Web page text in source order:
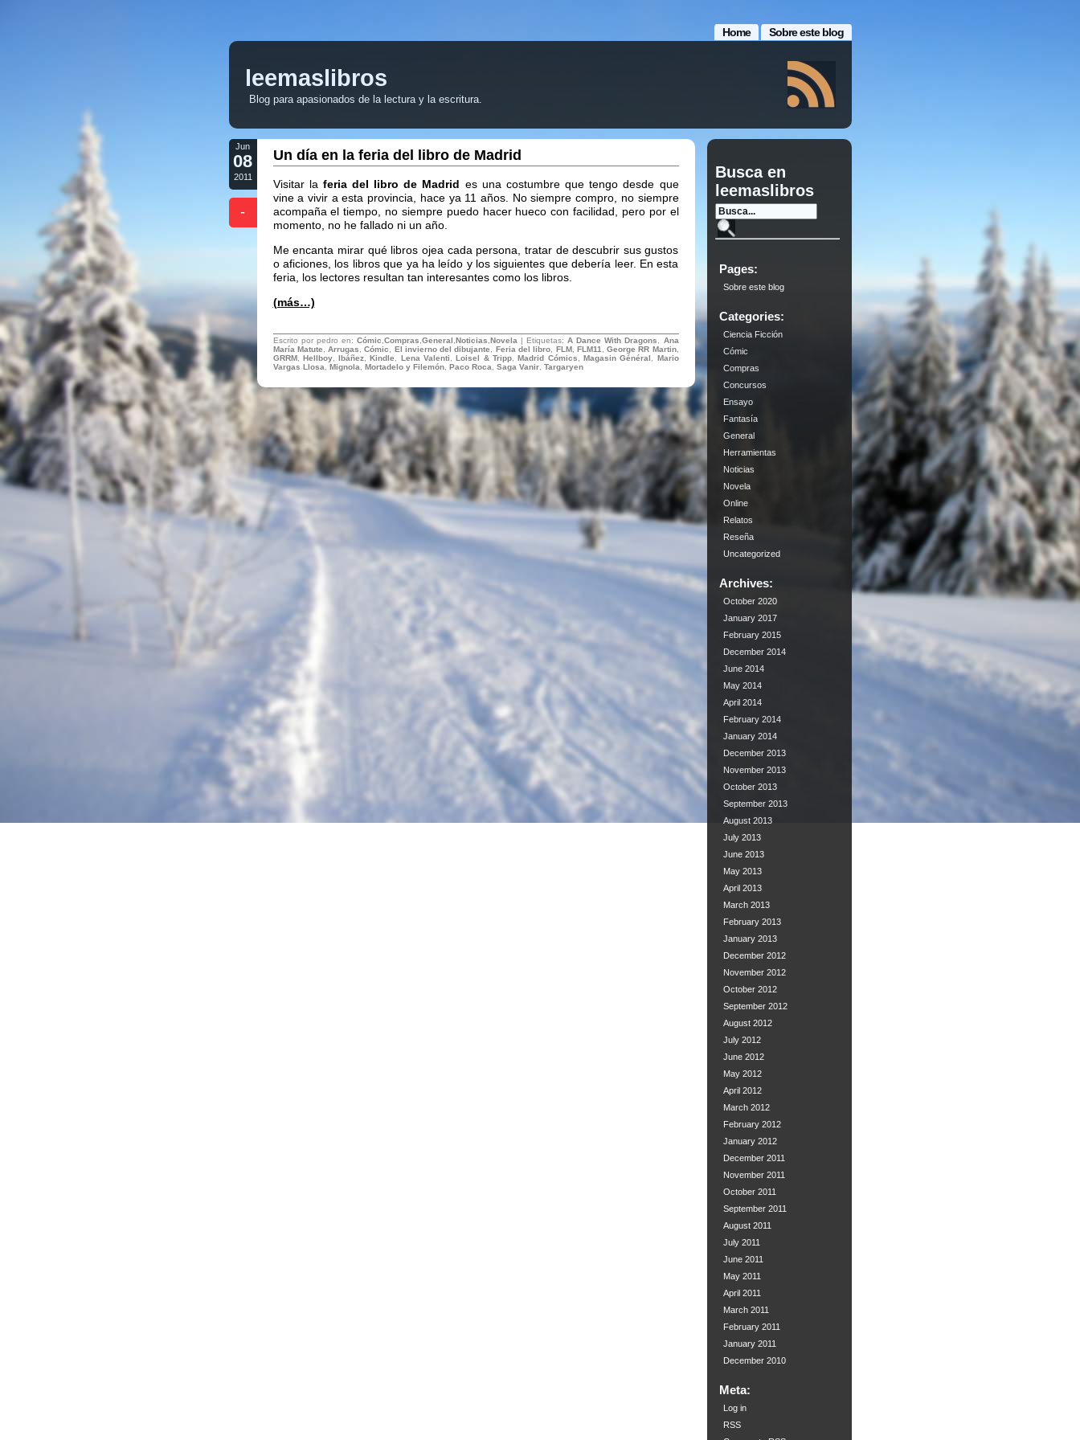
Sobre este blog
Home
leemaslibros
Blog para apasionados de la lectura y la escritura.
Jun
08
2011
-
Un día en la feria del libro de Madrid
Visitar la feria del libro de Madrid es una costumbre que tengo desde que
vine a vivir a esta provincia, hace ya 11 años. No siempre compro, no siempre
acompaña el tiempo, no siempre puedo hacer hueco con facilidad, pero por el
momento, no he fallado ni un año.
Me encanta mirar qué libros ojea cada persona, tratar de descubrir sus gustos
o aficiones, los libros que ya ha leído y los siguientes que debería leer. En esta
feria, los lectores resultan tan interesantes como los libros.
(más…)
Escrito por pedro en: Cómic Compras General Noticias Novela | Etiquetas:A Dance With Dragons
Ana
María Matute ,Arrugas ,Cómic El invierno del dibujante Feria del libro FLM, FLM11 ,George RR Martin,
GRRM, Hellboy,Ibáñez ,Kindle Lena Valenti ,Loisel & Tripp ,Madrid Cómics Magasin Général
Mario
Vargas Llosa
Mignola Mortadelo y Filemón, Paco Roca Saga Vanir, Targaryen
Busca en
leemaslibros
Pages:
Sobre este blog
Categories:
Ciencia Ficción
Cómic
Compras
Concursos
Ensayo
Fantasía
General
Herramientas
Noticias
Novela
Online
Relatos
Reseña
Uncategorized
Archives:
October 2020
January 2017
February 2015
December 2014
June 2014
May 2014
April 2014
February 2014
January 2014
December 2013
November 2013
October 2013
September 2013
August 2013
July 2013
June 2013
May 2013
April 2013
March 2013
February 2013
January 2013
December 2012
November 2012
October 2012
September 2012
August 2012
July 2012
June 2012
May 2012
April 2012
March 2012
February 2012
January 2012
December 2011
November 2011
October 2011
September 2011
August 2011
July 2011
June 2011
May 2011
April 2011
March 2011
February 2011
January 2011
December 2010
Meta:
Log in
RSS